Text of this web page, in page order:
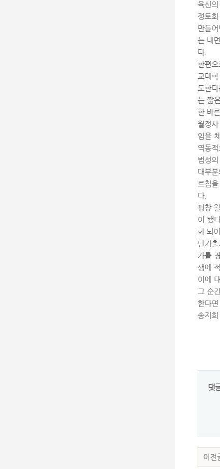
육신의
정토
만들
는 내
다.
한편
교대
도한
는 짧
한 바
월정
임을
역동
법성
대부
르침
다.
평창
이 됐
화 되
단기
가를
생에
이에
그 순
한다면
송지
댓
이전